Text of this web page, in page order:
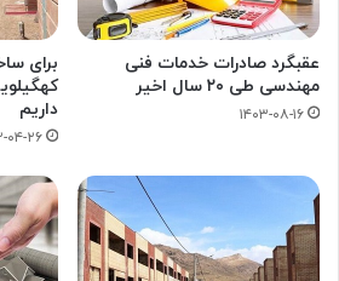
عقبگرد صادرات خدمات فنی
مهندسی طی ۲۰ سال اخیر
۱۴۰۳-۰۸-۱۶
داریم
۱۴۰۲-